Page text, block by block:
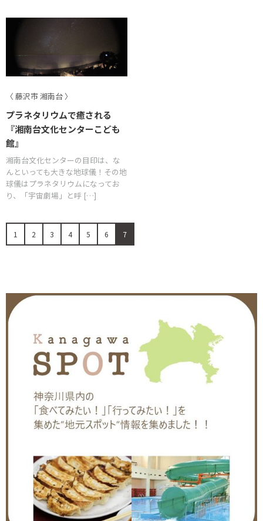
〈 藤沢市 湘南台 〉
プラネタリウムで癒される
『湘南台文化センターこども
館』
湘南台文化センターの目印は、な
んといっても大きな地球儀！その地
球儀はプラネタリウムになってお
り、「宇宙劇場」と呼 […]
1 2 3 4 5 6 7